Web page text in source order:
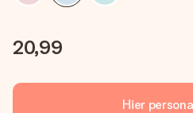
20,99
Hier